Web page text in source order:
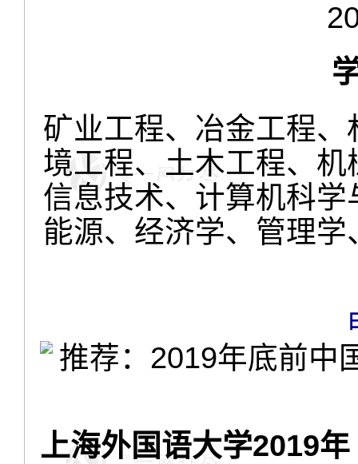
矿业工程、冶金工程
境工程、土木工程、
信息技术、计算机科
能源、经济学、管理
上海外国语大学2019